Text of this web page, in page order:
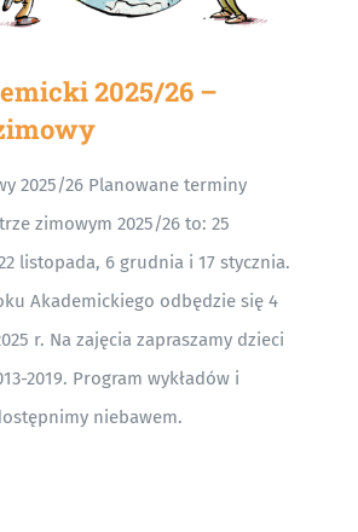
2025/26 –
2025/26 Planowane terminy
zimowym 2025/26 to: 25
listopada, 6 grudnia i 17 stycznia.
Akademickiego odbędzie się 4
r. Na zajęcia zapraszamy dzieci
2019. Program wykładów i
niebawem.